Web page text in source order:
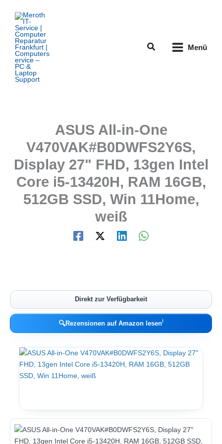
Inhalt
springen
Suchen Menü
ASUS All-in-One
V470VAK#B0DWFS2Y6S,
Display 27" FHD, 13gen Intel
Core i5-13420H, RAM 16GB,
512GB SSD, Win 11Home,
weiß
Direkt zur Verfügbarkeit
🔍Rezensionen auf Amazon lesenℹ︎